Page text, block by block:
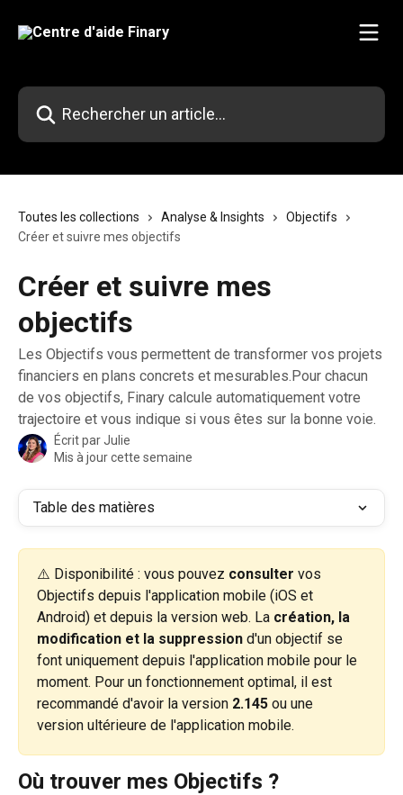
Rechercher un article...
Toutes les collections Analyse & Insights
Objectifs
Créer et suivre mes objectifs
Créer et suivre mes
objectifs
Les Objectifs vous permettent de transformer vos projets
financiers en plans concrets et mesurables.Pour chacun
de vos objectifs, Finary calcule automatiquement votre
trajectoire et vous indique si vous êtes sur la bonne voie.
Écrit parJulie
Mis à jour cette semaine
Table des matières
⚠️ Disponibilité : vous pouvez consulter vos
Objectifs depuis l'application mobile (iOS et
Android) et depuis la version web. La création, la
modification et la suppression d'un objectif se
font uniquement depuis l'application mobile pour le
moment. Pour un fonctionnement optimal, il est
recommandé d'avoir la version 2.145 ou une
version ultérieure de l'application mobile.
Où trouver mes Objectifs ?